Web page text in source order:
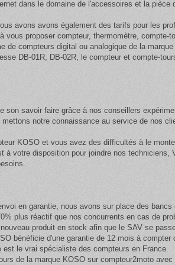
dans le domaine de l'accessoires et la pièce
avons avons également des tarifs pour les
vous proposer compteur, thermomètre,
de compteurs digital ou analogique de la
DB-01R, DB-02R, le compteur et compte-
son savoir faire grâce à nos conseillers
notre connaissance au service de nos
KOSO et vous avez des difficultés à le
à votre disposition pour joindre nos
en garantie, nous avons sur place des
plus réactif que nos concurrents en cas de
produit en stock afin que le SAV se
bénéficie d'une garantie de 12 mois à compter
est le vrai spécialiste des compteurs en France.
de la marque KOSO sur compteur2moto